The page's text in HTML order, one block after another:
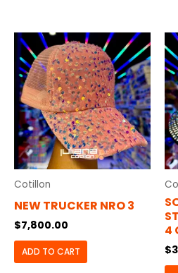
Cotillon
NEW TRUCKER NRO 3
$7,800.00
ADD TO CART
4
$